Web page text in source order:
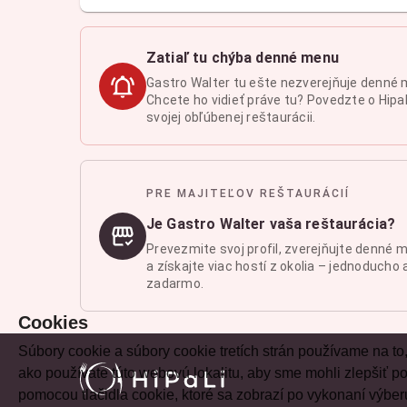
Zatiaľ tu chýba denné menu
Gastro Walter tu ešte nezverejňuje denné
Chcete ho vidieť práve tu? Povedzte o
svojej obľúbenej reštaurácii.
PRE MAJITEĽOV REŠTAURÁCIÍ
Je Gastro Walter vaša reštaurácia?
Prevezmite svoj profil, zverejňujte denné
a získajte viac hostí z okolia – jednoducho
zadarmo.
Cookies
Súbory cookie a súbory cookie tretích strán používame na
ako používate túto webovú lokalitu, aby sme mohli zlepšiť
pomocou tlačidla cookie, ktoré sa zobrazí po vykonaní